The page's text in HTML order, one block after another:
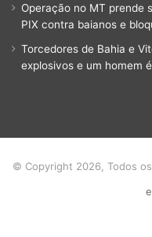
Operação no MT prende
PIX contra baianos e
Torcedores de Bahia e
explosivos e um homem
© Copyright 2026, Todos